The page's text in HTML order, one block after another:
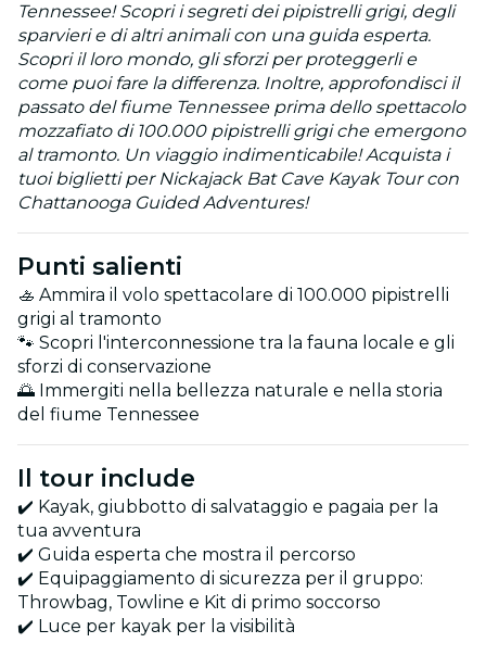
Tennessee! Scopri i segreti dei pipistrelli grigi, degli
sparvieri e di altri animali con una guida esperta.
Scopri il loro mondo, gli sforzi per proteggerli e
come puoi fare la differenza. Inoltre, approfondisci il
passato del fiume Tennessee prima dello spettacolo
mozzafiato di 100.000 pipistrelli grigi che emergono
al tramonto. Un viaggio indimenticabile! Acquista i
tuoi biglietti per Nickajack Bat Cave Kayak Tour con
Chattanooga Guided Adventures!
Punti salienti
🚣 Ammira il volo spettacolare di 100.000 pipistrelli
grigi al tramonto
🐾 Scopri l'interconnessione tra la fauna locale e gli
sforzi di conservazione
🌅 Immergiti nella bellezza naturale e nella storia
del fiume Tennessee
Il tour include
✔️ Kayak, giubbotto di salvataggio e pagaia per la
tua avventura
✔️ Guida esperta che mostra il percorso
✔️ Equipaggiamento di sicurezza per il gruppo:
Throwbag, Towline e Kit di primo soccorso
✔️ Luce per kayak per la visibilità